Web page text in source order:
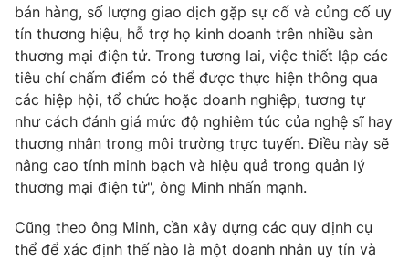
bán hàng, số lượng giao dịch gặp sự cố và củng cố uy
tín thương hiệu, hỗ trợ họ kinh doanh trên nhiều sàn
thương mại điện tử. Trong tương lai, việc thiết lập các
tiêu chí chấm điểm có thể được thực hiện thông qua
các hiệp hội, tổ chức hoặc doanh nghiệp, tương tự
như cách đánh giá mức độ nghiêm túc của nghệ sĩ hay
thương nhân trong môi trường trực tuyến. Điều này sẽ
nâng cao tính minh bạch và hiệu quả trong quản lý
thương mại điện tử", ông Minh nhấn mạnh.
Cũng theo ông Minh, cần xây dựng các quy định cụ
thể để xác định thế nào là một doanh nhân uy tín và